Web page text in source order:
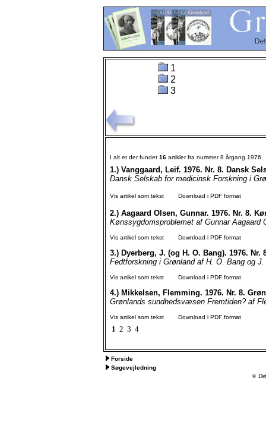
1
2
3
I alt er der fundet 16 artikler fra nummer 8 årgang 1976
1.) Vanggaard, Leif. 1976. Nr. 8. Dansk
Dansk Selskab for medicinsk Forskning i
Vis artikel som tekst Download i PDF format
2.) Aagaard Olsen, Gunnar. 1976. Nr. 8.
Kønssygdomsproblemet af Gunnar
Vis artikel som tekst Download i PDF format
3.) Dyerberg, J. (og H. O. Bang). 1976.
Fedtforskning i Grønland af H. O. Bang og
Vis artikel som tekst Download i PDF format
4.) Mikkelsen, Flemming. 1976. Nr. 8.
Grønlands sundhedsvæsen Fremtiden? af
Vis artikel som tekst Download i PDF format
1 2 3 4
Forside
Søgevejledning
© Det